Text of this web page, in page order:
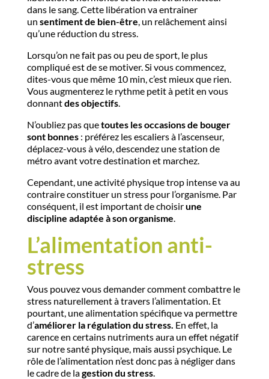
dans le sang. Cette libération va entrainer
un sentiment de bien-être, un relâchement ainsi
qu’une réduction du stress.
Lorsqu’on ne fait pas ou peu de sport, le plus
compliqué est de se motiver. Si vous commencez,
dites-vous que même 10 min, c’est mieux que rien.
Vous augmenterez le rythme petit à petit en vous
donnantdes objectifs.
N’oubliez pas quetoutes les occasions de bouger
sont bonnes: préférez les escaliers à l’ascenseur,
déplacez-vous à vélo, descendez une station de
métro avant votre destination et marchez.
Cependant, une activité physique trop intense va au
contraire constituer un stress pour l’organisme. Par
conséquent, il est important de choisirune
discipline adaptée à son organisme.
L’alimentation anti-
stress
Vous pouvez vous demander comment combattre le
stress naturellement à travers l’alimentation. Et
pourtant, une alimentation spécifique va permettre
d’améliorer la régulation du stress. En effet, la
carence en certains nutriments aura un effet négatif
sur notre santé physique, mais aussi psychique. Le
rôle de l’alimentation n’est donc pas à négliger dans
le cadre de lagestion du stress.